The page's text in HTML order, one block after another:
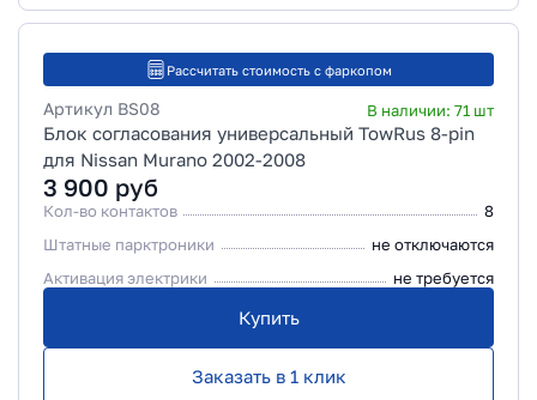
Рассчитать стоимость с фаркопом
Артикул BS08 В наличии: 71 шт
Блок согласования универсальный TowRus 8-pin
для Nissan Murano 2002-2008
3 900 руб
Кол-во контактов
8
Штатные парктроники
не отключаются
Активация электрики
не требуется
Купить
Заказать в 1 клик